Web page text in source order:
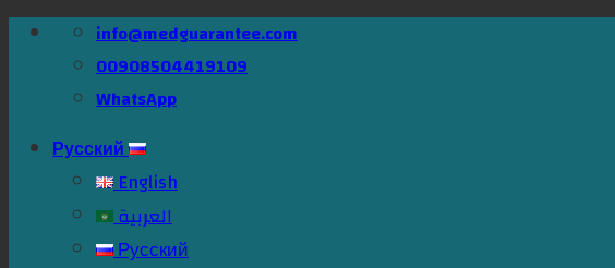
Skip
info@medguarantee.com
00908504419109
WhatsApp
Русский
English
العربية
Русский